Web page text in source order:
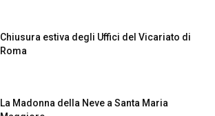
Chiusura estiva degli Uffici del Vicariato di
Roma
La Madonna della Neve a Santa Maria